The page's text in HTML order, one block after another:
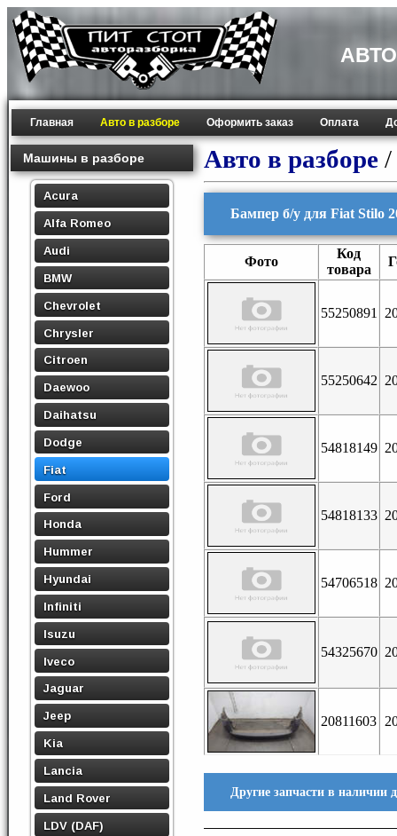
Главная Авто в разборе Оформить заказ Оплата
Машины в разборе
Acura
Alfa Romeo
Audi
BMW
Chevrolet
Chrysler
Citroen
Daewoo
Daihatsu
Dodge
Fiat
Ford
Honda
Hummer
Hyundai
Infiniti
Isuzu
Iveco
Jaguar
Jeep
Kia
Lancia
Land Rover
LDV (DAF)
Авто в разборе /
Бампер б/у для Fiat Stilo
Фото
Код
товара
55250891
55250642
54818149
54818133
54706518
54325670
20811603
Другие запчасти в наличии